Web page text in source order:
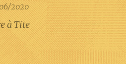
2020
à Tite